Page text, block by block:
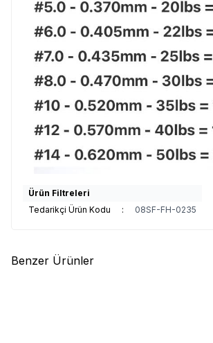
Ürün Filtreleri
Tedarikçi Ürün Kodu
: 08SF-FH-0235
Benzer Ürünler